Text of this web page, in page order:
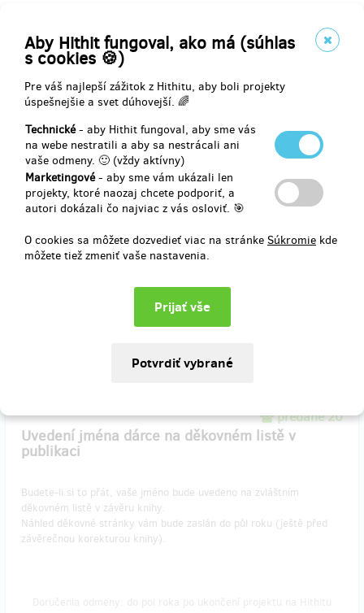
Aby Hithit fungoval, ako má (súhlas
s cookies 🍪)
Pre váš najlepší zážitok z Hithitu, aby boli projekty
úspešnejšie a svet dúhovejší. 🌈
Technické- aby Hithit fungoval, aby sme vás
na webe nestratili a aby sa nestrácali ani
vaše odmeny. 🙂 (vždy aktívny)
Marketingové- aby sme vám ukázali len
projekty, ktoré naozaj chcete podporiť, a
autori dokázali čo najviac z vás osloviť. 🎯
O cookies sa môžete dozvedieť viac na stránke Súkromie kde
môžete tiež zmeniť vaše nastavenia.
Vyberte si odmenu za váš príspevok
Pro dobrý pocit a poděkování
Chcete přispět k odhalování zločinů minulosti? Stačí tento dar a
přispějete k poznání o první justiční vraždě komunistického režimu
po roce 1948. Na facebookové stránce autora knihy Ladislava
s poděkováním zařazeni i s možností komunikovat s ostatními
dárci.
Doručenia odmeny: do mesiaca po ukončení projektu na Hithitu
predané 20
Uvedení jména dárce na děkovném listě v
publikaci
Budete-li si to přát, vaše jméno bude uvedeno na zvláštním
děkovném listě v závěru knihy.
Náhled děkovné stránky vám bude zaslán do půl roku (ještě před
závěrečnou korekturou knihy).